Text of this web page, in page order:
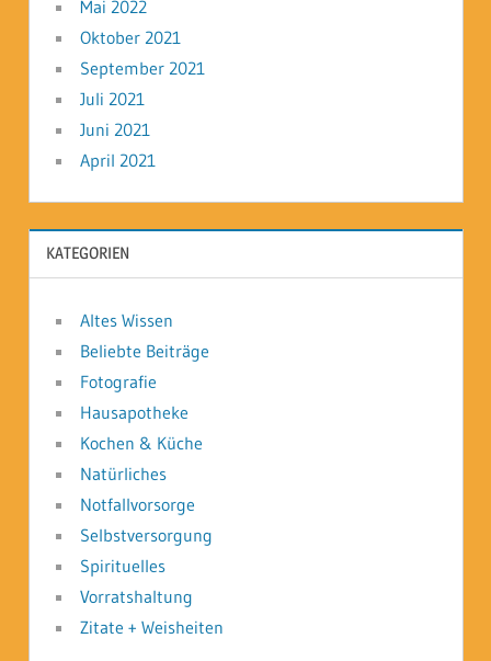
Mai 2022
Oktober 2021
September 2021
Juli 2021
Juni 2021
April 2021
KATEGORIEN
Altes Wissen
Beliebte Beiträge
Fotografie
Hausapotheke
Kochen & Küche
Natürliches
Notfallvorsorge
Selbstversorgung
Spirituelles
Vorratshaltung
Zitate + Weisheiten